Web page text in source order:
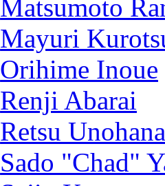
Matsumoto
Mayuri
Orihime Inoue
Renji Abarai
Retsu Unohana
Sado "Chad"